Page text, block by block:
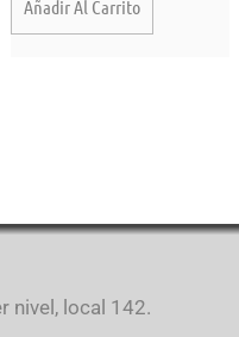
Añadir Al Carrito
nivel, local 142.